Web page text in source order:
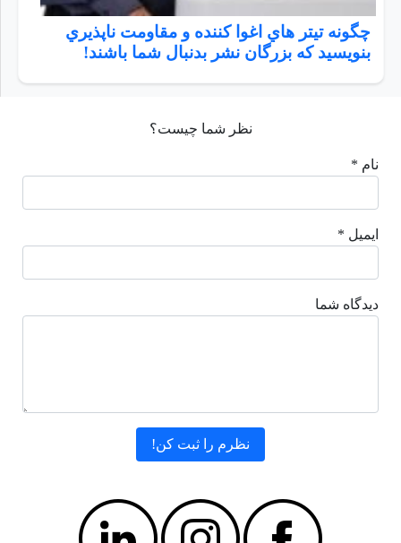
چگونه تيتر هاي اغوا كننده و مقاومت ناپذيري
بنويسيد كه بزرگان نشر بدنبال شما باشند!
نظر شما چیست؟
نام *
ایمیل *
دیدگاه شما